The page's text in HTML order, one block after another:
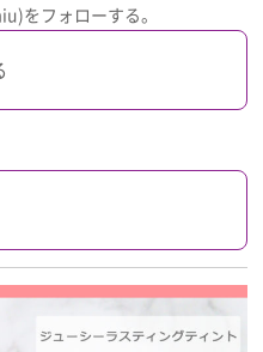
をフォローする。